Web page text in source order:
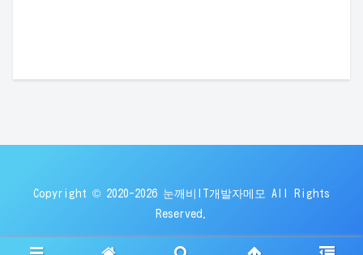
Copyright © 2020-2026 눈깨비IT개발자메모 All Rights
Reserved.